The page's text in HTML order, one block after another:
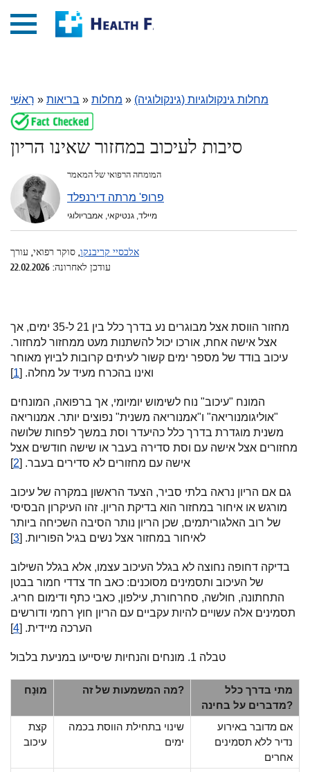
רָאשִׁי » בריאות » מחלות » מחלות גינקולוגיות (גינקולוגיה)
סיבות לעיכוב במחזור שאינו הריון
המומחה הרפואי של המאמר
פרופ' מרתה דירנפלד
מיילד, גנטיקאי, אמבריולוגי
אלכסיי קריבנקו, סוקר רפואי, עורך
עודכן לאחרונה: 22.02.2026
מחזור הווסת אצל מבוגרים נע בדרך כלל בין 21 ל-35 ימים, אך
אצל אישה אחת, אורכו יכול להשתנות מעט ממחזור למחזור.
עיכוב בודד של מספר ימים קשור לעיתים קרובות לביוץ מאוחר
ואינו בהכרח מעיד על מחלה. [1
]
המונח "עיכוב" נוח לשימוש יומיומי, אך ברפואה, המונחים
"אוליגומנוריאה" ו"אמנוריאה משנית" נפוצים יותר. אמנוריאה
משנית מוגדרת בדרך כלל כהיעדר וסת במשך לפחות שלושה
מחזורים אצל אישה עם וסת סדירה בעבר או שישה חודשים אצל
אישה עם מחזורים לא סדירים בעבר. [2
]
גם אם הריון נראה בלתי סביר, הצעד הראשון במקרה של עיכוב
מורגש או איחור במחזור הוא בדיקת הריון. זהו העיקרון הבסיסי
של רוב האלגוריתמים, שכן הריון נותר הסיבה השכיחה ביותר
לאיחור במחזור אצל נשים בגיל הפוריות. [3
]
בדיקה דחופה נחוצה לא בגלל העיכוב עצמו, אלא בגלל השילוב
של העיכוב ותסמינים מסוכנים: כאב חד צדדי חמור בבטן
התחתונה, חולשה, סחרחורת, עילפון, כאבי כתף ודימום חריג.
תסמינים אלה עשויים להיות עקביים עם הריון חוץ רחמי ודורשים
הערכה מיידית. [4
]
טבלה 1. מונחים והנחיות שיסייעו במניעת בלבול
מוּנָח מה המשמעות של זה?
מתי בדרך כלל
מדברים על בחינה?
קצת
עיכוב
שינוי בתחילת הווסת בכמה
ימים
אם מדובר באירוע
נדיר ללא תסמינים
אחרים